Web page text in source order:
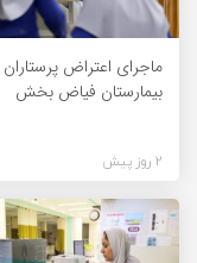
ماجرای اعتراض پرستاران
بیمارستان فیاض بخش
2 روز پیش